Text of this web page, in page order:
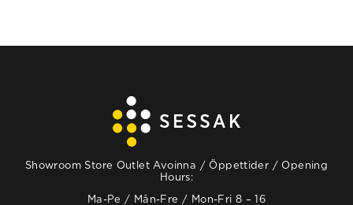
Showroom Store Outlet Avoinna / Öppettider / Opening
Hours:
Ma-Pe / Mån-Fre / Mon-Fri 8 – 16